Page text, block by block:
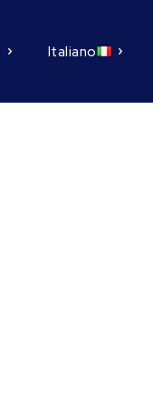
Italiano